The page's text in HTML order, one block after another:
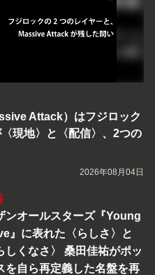
Attack）はフジロック
現地〉と〈配信〉、2つの
2026年08月04日
ンオールスターズ『Young
』に表れた〈らしさ〉と
しくなさ〉 桑田佳祐がポッ
を自ら再定義した名盤を再